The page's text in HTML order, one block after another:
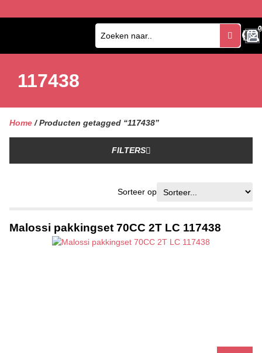
0
0
117438
Home / Producten getagged “117438”
FILTERS
Sorteer op
Malossi pakkingset 70CC 2T LC 117438